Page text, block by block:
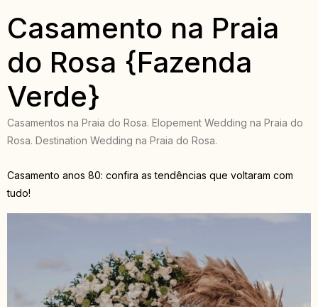
Casamento na Praia
do Rosa {Fazenda
Verde}
Casamentos na Praia do Rosa. Elopement Wedding na Praia do
Rosa. Destination Wedding na Praia do Rosa.
Casamento anos 80: confira as tendências que voltaram com
tudo!